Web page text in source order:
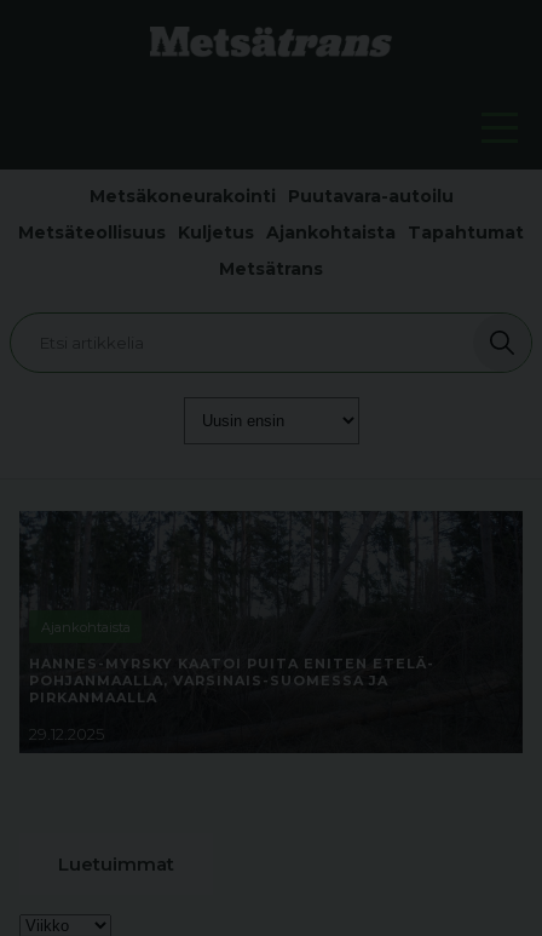
Metsäkoneurakointi
Puutavara-autoilu
Metsäteollisuus
Kuljetus Ajankohtaista
Tapahtumat
Metsätrans
Ajankohtaista
HANNES-MYRSKY KAATOI PUITA ENITEN ETELÄ-
POHJANMAALLA, VARSINAIS-SUOMESSA JA
PIRKANMAALLA
29.12.2025
Luetuimmat